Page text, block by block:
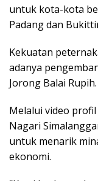
untuk kota-kota
Padang dan
Kekuatan
adanya
Jorong Balai Rupih.
​Melalui video
Nagari
untuk menarik
ekonomi.